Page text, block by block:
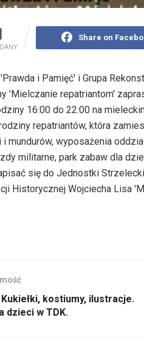
Share on
i Pamięć' i Grupa
'Mielczanie repatriantom'
16:00 do 22:00 na
repatriantów, która
mundurów, wyposażenia
militarne, park zabaw dla
się do Jednostki
Historycznej Wojciecha Lisa
kostiumy, ilustracje.
dzieci w TDK.